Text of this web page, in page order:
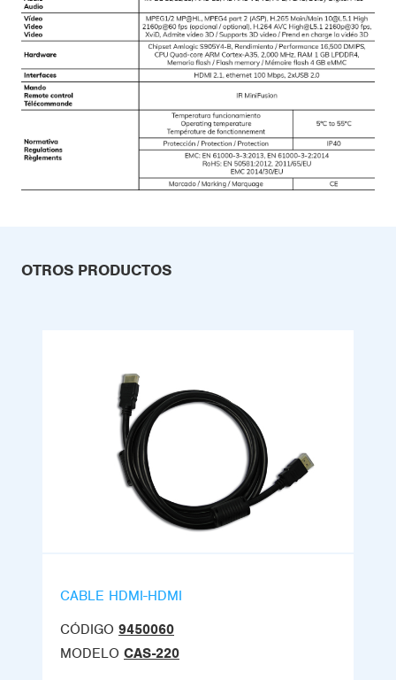
OTROS PRODUCTOS
CABLE HDMI-HDMI
CÓDIGO 9450060
MODELO CAS-220